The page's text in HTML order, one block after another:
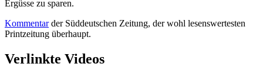
Ergüsse zu sparen.
Kommentarder Süddeutschen Zeitung, der wohl lesenswertesten
Printzeitung überhaupt.
Verlinkte Videos